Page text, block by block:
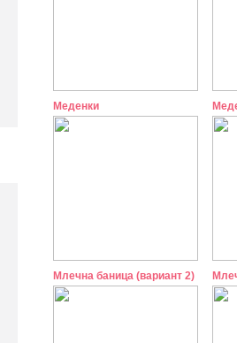
Меденки
Млечна баница (вариант 2)